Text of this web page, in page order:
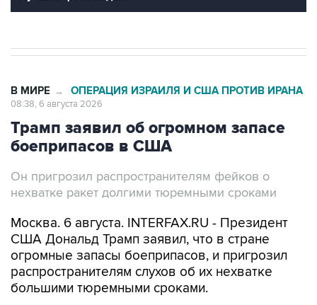
В МИРЕ → ОПЕРАЦИЯ ИЗРАИЛЯ И США ПРОТИВ ИРАНА
08:38, 6 августа 2026
Трамп заявил об огромном запасе
боеприпасов в США
Он пригрозил распространителям фейков о
нехватке ракет долгими тюремными сроками
Москва. 6 августа. INTERFAX.RU - Президент
США Дональд Трамп заявил, что в стране
огромные запасы боеприпасов, и пригрозил
распространителям слухов об их нехватке
большими тюремными сроками.